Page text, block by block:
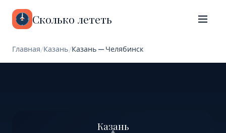
Сколько лететь
Главная/Казань/Казань — Челябинск
Казань